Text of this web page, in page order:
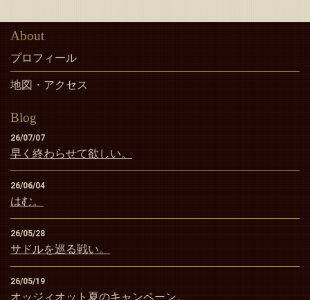
About
プロフィール
地図・アクセス
Blog
26/07/07
早く終わらせて欲しい。
26/06/04
はむ。
26/05/28
サドルを巡る戦い。
26/05/19
オッジィオット夏のキャンペーン。